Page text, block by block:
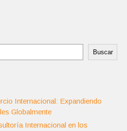
Buscar
Internacional: Expandiendo
Globalmente
Internacional en los